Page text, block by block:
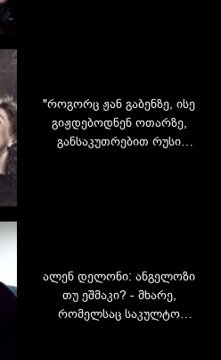
"როგორც ჟან გაბენზე, ისე
გიჟდებოდნენ ოთარზე,
განსაკუთრებით რუსი
ალენ დელონი: ანგელოზი
თუ ეშმაკი? - მხარე,
რომელსაც საკულტო